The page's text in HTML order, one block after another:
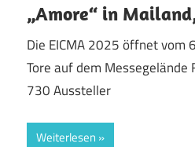
„Amore“ in
Die EICMA 2025 öffnet vom
Tore auf dem Messegelände
730 Aussteller
Weiterlesen